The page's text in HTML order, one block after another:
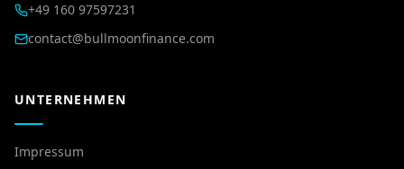
+49 160 97597231
contact@bullmoonfinance.com
UNTERNEHMEN
Impressum